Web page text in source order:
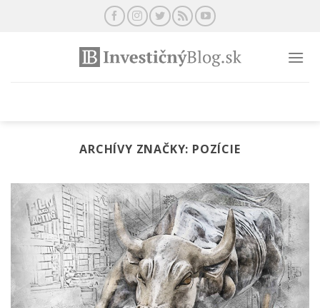
ARCHÍVY ZNAČKY: POZÍCIE